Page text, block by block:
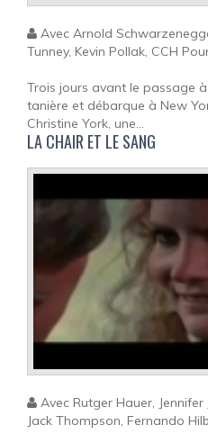
Avec Arnold
Tunney, Kevin Pollak, CCH
Trois jours avant le passage
tanière et débarque à New
Christine York, une...
LA CHAIR ET LE SANG
Avec Rutger Hauer,
Jack Thompson, Fernando